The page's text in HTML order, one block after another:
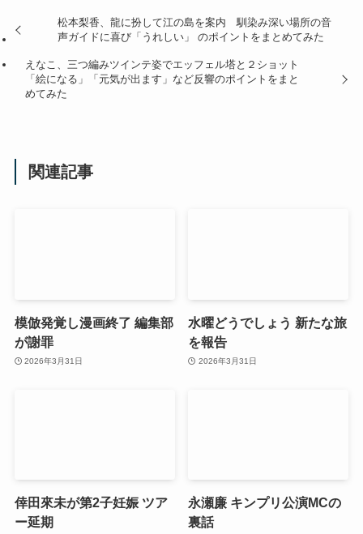
松本梨香、龍に扮して江の島を案内 馴染み深い場所の音
声ガイドに喜び「うれしい」 のポイントをまとめてみた
えなこ、三つ編みツインテ姿でエッフェル塔と２ショット
「絵になる」「元気が出ます」など反響のポイントをまと
めてみた
関連記事
模倣発覚し漫画終了 編集部
が謝罪
2026年3月31日
水曜どうでしょう 新たな旅
を報告
2026年3月31日
倖田來未が第2子妊娠 ツア
ー延期
永瀬廉 キンプリ公演MCの
裏話